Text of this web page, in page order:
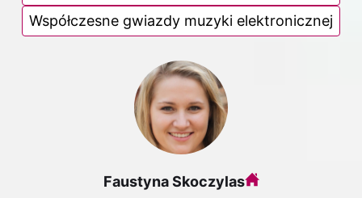
Współczesne gwiazdy muzyki elektronicznej
Faustyna Skoczylas